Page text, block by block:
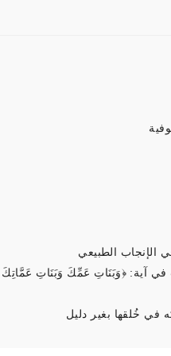
الطبيعي
آية: ﴿‌وَبَنَاتِ ‌عَمِّكَ وَبَنَاتِ عَمَّاتِكَ
في خُلقها بغير دليل